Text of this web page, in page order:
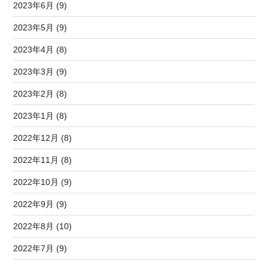
2023年6月 (9)
2023年5月 (9)
2023年4月 (8)
2023年3月 (9)
2023年2月 (8)
2023年1月 (8)
2022年12月 (8)
2022年11月 (8)
2022年10月 (9)
2022年9月 (9)
2022年8月 (10)
2022年7月 (9)